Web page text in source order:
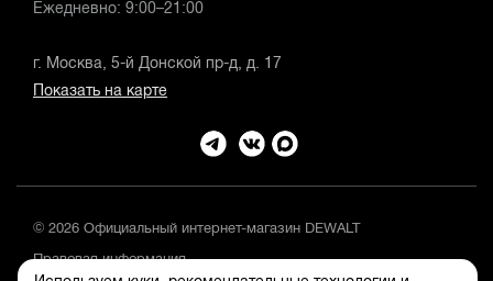
Ежедневно: 9:00–21:00
г. Москва, 5-й Донской пр-д, д. 17
Показать на карте
© 2026 Официальный интернет-магазин DEWALT
Правовая информация